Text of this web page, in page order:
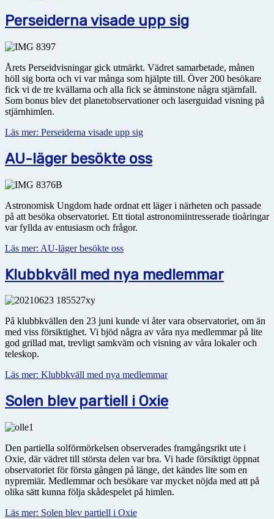
Perseiderna visade upp sig
Årets Perseidvisningar gick utmärkt. Vädret samarbetade, månen
höll sig borta och vi var många som hjälpte till. Över 200 besökare
fick vi de tre kvällarna och alla fick se åtminstone några stjärnfall.
Som bonus blev det planetobservationer och laserguidad visning på
stjärnhimlen.
Läs mer: Perseiderna visade upp sig
AU-läger besökte oss
Astronomisk Ungdom hade ordnat ett läger i närheten och passade
på att besöka observatoriet. Ett tiotal astronomiintresserade tioåringar
var fyllda av entusiasm och frågor.
Läs mer: AU-läger besökte oss
Klubbkväll med nya medlemmar
På klubbkvällen den 23 juni kunde vi åter vara observatoriet, om än
med viss försiktighet. Vi bjöd några av våra nya medlemmar på lite
god grillad mat, trevligt samkväm och visning av våra lokaler och
teleskop.
Läs mer: Klubbkväll med nya medlemmar
Solen blev partiell i Oxie
Den partiella solförmörkelsen observerades framgångsrikt ute i
Oxie, där vädret till största delen var bra. Vi hade försiktigt öppnat
observatoriet för första gången på länge, det kändes lite som en
nypremiär. Medlemmar och besökare var mycket nöjda med att på
olika sätt kunna följa skådespelet på himlen.
Läs mer: Solen blev partiell i Oxie